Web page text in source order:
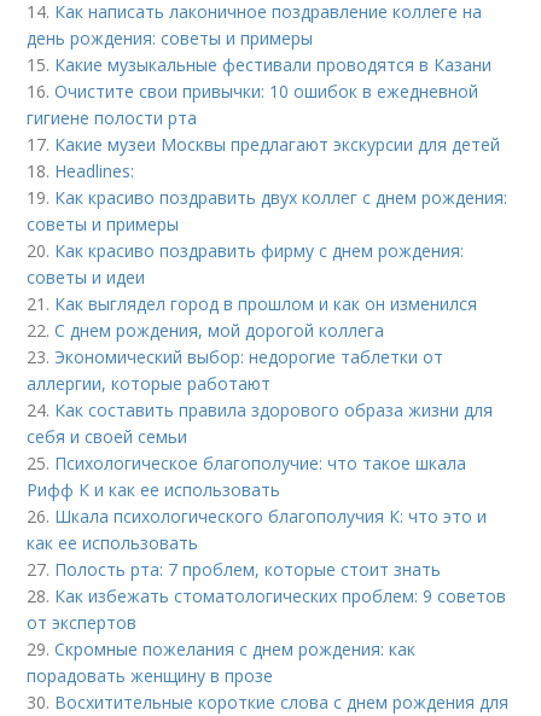
14. Как написать лаконичное поздравление коллеге на
день рождения: советы и примеры
15. Какие музыкальные фестивали проводятся в Казани
16.Очистите свои привычки: 10 ошибок в ежедневной
гигиене полости рта
17. Какие музеи Москвы предлагают экскурсии для детей
18. Headlines:
19. Как красиво поздравить двух коллег с днем рождения:
советы и примеры
20. Как красиво поздравить фирму с днем рождения:
советы и идеи
21. Как выглядел город в прошлом и как он изменился
22.С днем рождения, мой дорогой коллега
23. Экономический выбор: недорогие таблетки от
аллергии, которые работают
24. Как составить правила здорового образа жизни для
себя и своей семьи
25. Психологическое благополучие: что такое шкала
Рифф К и как ее использовать
26. Шкала психологического благополучия К: что это и
как ее использовать
27. Полость рта: 7 проблем, которые стоит знать
28. Как избежать стоматологических проблем: 9 советов
от экспертов
29.Скромные пожелания с днем рождения: как
порадовать женщину в прозе
30. Восхитительные короткие слова с днем рождения для